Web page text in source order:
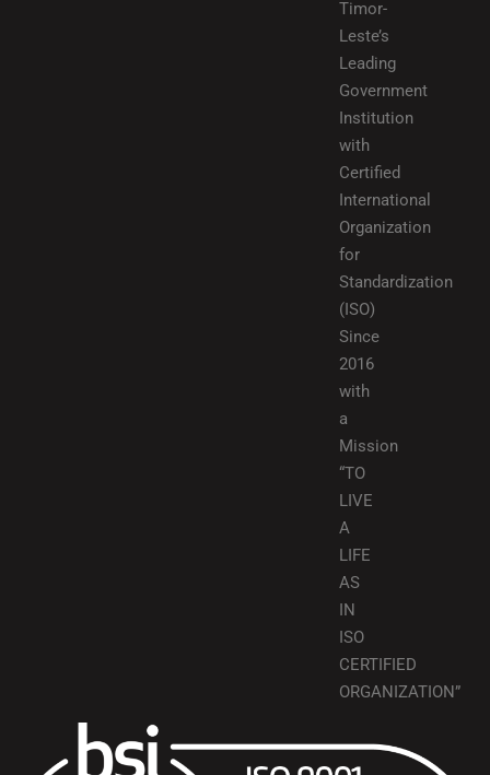
Timor-
Leste’s
Leading
Government
Institution
with
Certified
International
Organization
for
Standardization
(ISO)
Since
2016
with
a
Mission
“TO
LIVE
A
LIFE
AS
IN
ISO
CERTIFIED
ORGANIZATION”